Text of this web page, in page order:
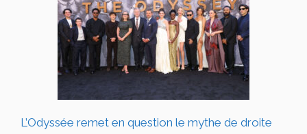
L’Odyssée remet en question le mythe de droite